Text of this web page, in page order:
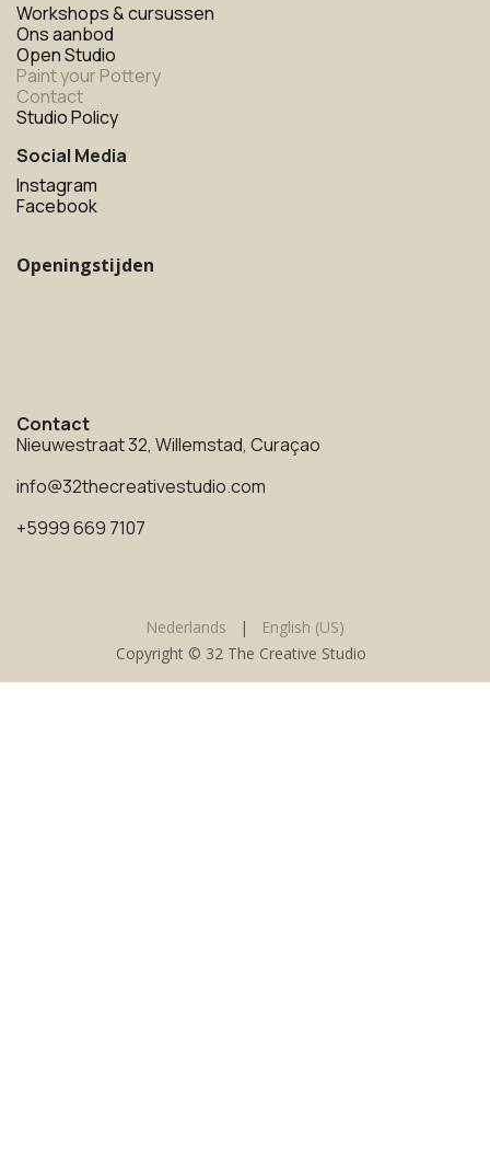
Workshops & cursussen
Ons aanbod
Open Studio
Paint your Pottery
Contact
Studio Policy
Social Media
Instagram
Facebook
Openingstijden
Contact
Nieuwestraat 32, Willemstad, Curaçao
info@32thecreativestudio.com
+5999 669 7107
Copyright © 32 The Creative Studio
Nederlands | English (US)